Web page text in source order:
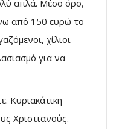
απλά. Μέσο όρο,
από 150 ευρώ το
χίλιοι
για να
Κυριακάτικη
Χριστιανούς.